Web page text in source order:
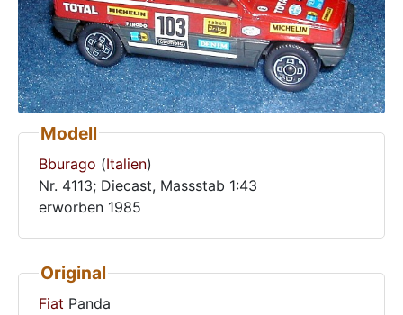
Modell
Bburago (Italien)
Nr. 4113; Diecast, Massstab 1:43
erworben 1985
Original
Fiat Panda